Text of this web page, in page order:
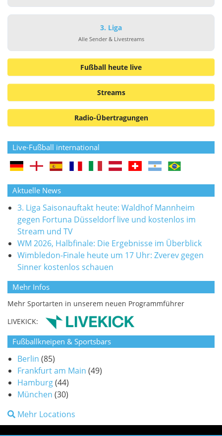
3. Liga
Alle Sender & Livestreams
Fußball heute live
Streams
Radio-Übertragungen
Live-Fußball international
Aktuelle News
3. Liga Saisonauftakt heute: Waldhof Mannheim
gegen Fortuna Düsseldorf live und kostenlos im
Stream und TV
WM 2026, Halbfinale: Die Ergebnisse im Überblick
Wimbledon-Finale heute um 17 Uhr: Zverev gegen
Sinner kostenlos schauen
Mehr Infos
Mehr Sportarten in unserem neuen Programmführer
LIVEKICK:
Fußballkneipen & Sportsbars
Berlin (85)
Frankfurt am Main (49)
Hamburg(44)
München (30)
Mehr Locations